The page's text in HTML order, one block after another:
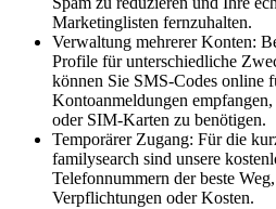
Marketinglisten fernzuhalten.
Verwaltung mehrerer Konten:
Profile für unterschiedliche
können Sie SMS-Codes online
Kontoanmeldungen
oder SIM-Karten zu benötigen.
Temporärer Zugang: Für die
familysearch sind unsere
Telefonnummern der beste
Verpflichtungen oder Kosten.